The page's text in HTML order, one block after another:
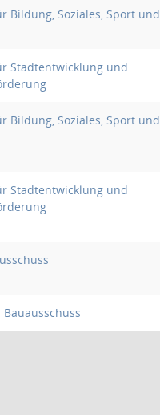
Bildung, Soziales, Sport und
Stadtentwicklung und
Bildung, Soziales, Sport und
Stadtentwicklung und